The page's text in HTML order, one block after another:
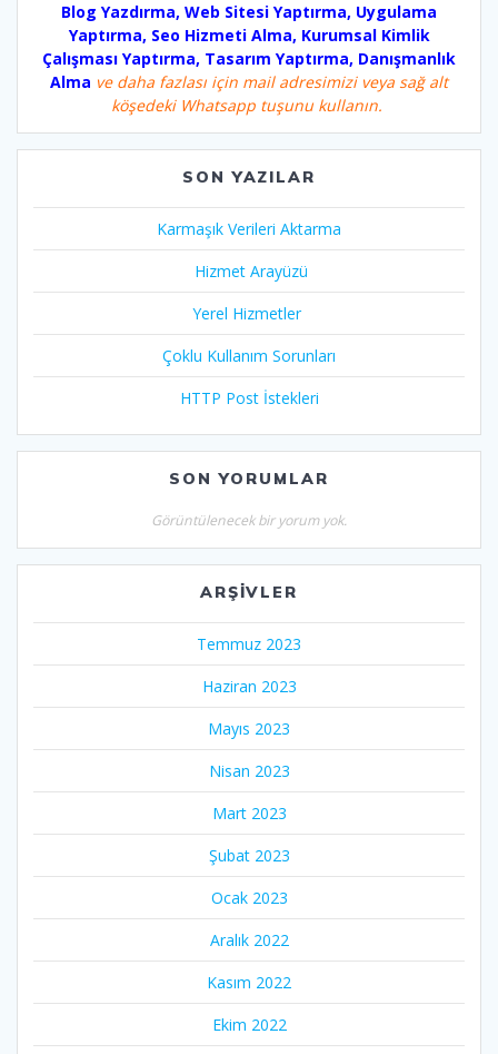
Blog Yazdırma, Web Sitesi Yaptırma, Uygulama
Yaptırma, Seo Hizmeti Alma, Kurumsal Kimlik
Çalışması Yaptırma, Tasarım Yaptırma, Danışmanlık
Alma ve daha fazlası için mail adresimizi veya sağ alt
köşedeki Whatsapp tuşunu kullanın.
SON YAZILAR
Karmaşık Verileri Aktarma
Hizmet Arayüzü
Yerel Hizmetler
Çoklu Kullanım Sorunları
HTTP Post İstekleri
SON YORUMLAR
Görüntülenecek bir yorum yok.
ARŞIVLER
Temmuz 2023
Haziran 2023
Mayıs 2023
Nisan 2023
Mart 2023
Şubat 2023
Ocak 2023
Aralık 2022
Kasım 2022
Ekim 2022